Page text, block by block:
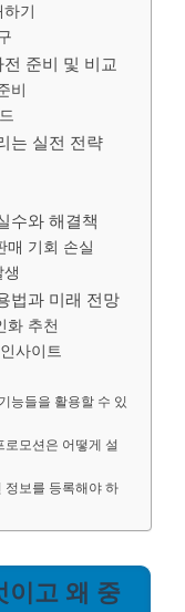
기
준비 및 비교
비
는 실전 전략
수와 해결책
매 기회 손실
법과 미래 전망
화 추천
사이트
능들을 활용할 수 있
모션은 어떻게 설
정보를 등록해야 하
이고 왜 중